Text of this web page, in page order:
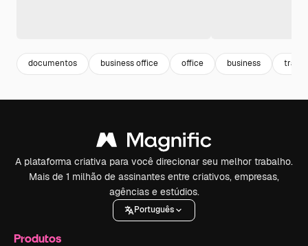
documentos business office office business
A plataforma criativa para você direcionar seu melhor trabalho.
Mais de 1 milhão de assinantes entre criativos, empresas,
agências e estúdios.
Português
Produtos